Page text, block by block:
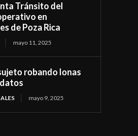
Tránsito del
en
de Poza Rica
mayo 11, 2025
robando lonas
mayo 9, 2025